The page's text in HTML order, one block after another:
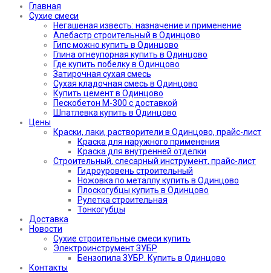
Главная
Сухие смеси
Негашеная известь: назначение и применение
Алебастр строительный в Одинцово
Гипс можно купить в Одинцово
Глина огнеупорная купить в Одинцово
Где купить побелку в Одинцово
Затирочная сухая смесь
Сухая кладочная смесь в Одинцово
Купить цемент в Одинцово
Пескобетон М-300 с доставкой
Шпатлевка купить в Одинцово
Цены
Краски, лаки, растворители в Одинцово, прайс-лист
Краска для наружного применения
Краска для внутренней отделки
Строительный, слесарный инструмент, прайс-лист
Гидроуровень строительный
Ножовка по металлу купить в Одинцово
Плоскогубцы купить в Одинцово
Рулетка строительная
Тонкогубцы
Доставка
Новости
Сухие строительные смеси купить
Электроинструмент ЗУБР
Бензопила ЗУБР. Купить в Одинцово
Контакты